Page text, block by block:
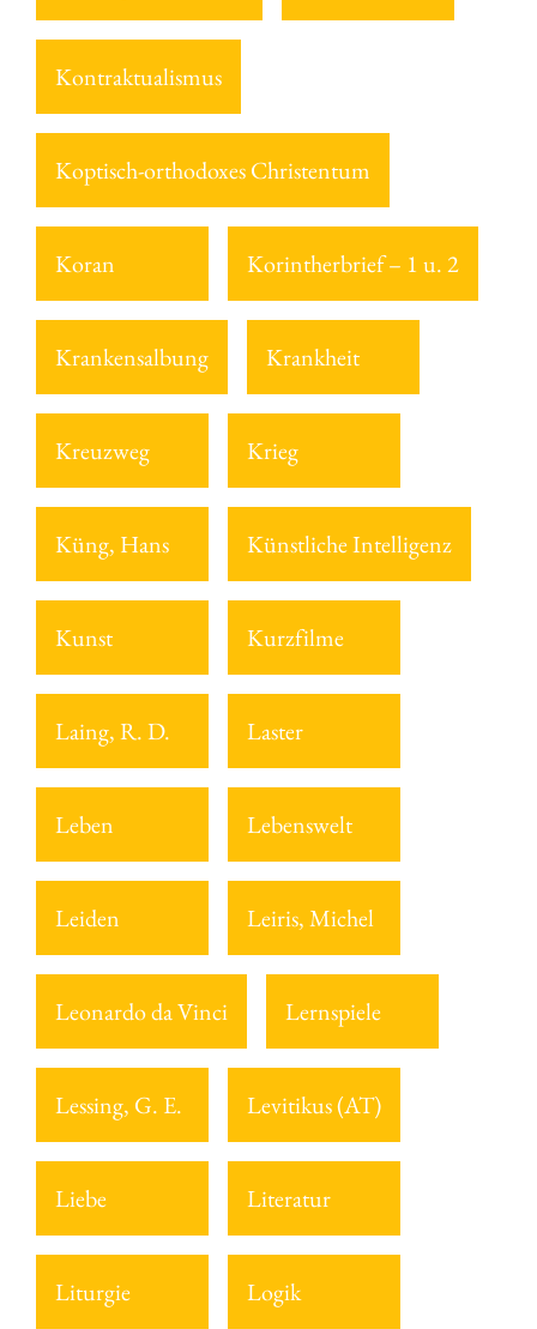
Kontraktualismus
Koptisch-orthodoxes Christentum
Koran Korintherbrief – 1 u. 2
Krankensalbung Krankheit
Kreuzweg Krieg
Küng, Hans Künstliche Intelligenz
Kunst Kurzfilme
Laing, R. D. Laster
Leben Lebenswelt
Leiden Leiris, Michel
Leonardo da Vinci Lernspiele
Lessing, G. E. Levitikus (AT)
Liebe Literatur
Liturgie Logik